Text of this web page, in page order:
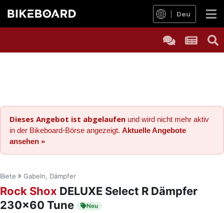
Deu
Dieses Angebot ist abgelaufen und wird nicht mehr aktiv
in der Bikeboard-Börse angezeigt. Aktuelle Angebote
ansehen »
Biete Gabeln, Dämpfer
Rock Shox DELUXE Select R Dämpfer
230x60 Tune
Neu